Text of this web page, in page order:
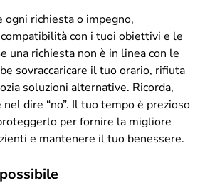
richiesta o impegno,
con i tuoi obiettivi e le
una richiesta non è in linea con le
sovraccaricare il tuo orario, rifiuta
soluzioni alternative. Ricorda,
nel dire “no”. Il tuo tempo è prezioso
per fornire la migliore
e mantenere il tuo benessere.